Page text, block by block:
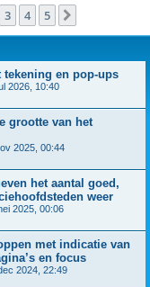
3 4 5
en pop-ups
2026, 10:40
grootte van het
2025, 00:44
het aantal goed,
weer
2025, 00:06
met indicatie van
en focus
2024, 22:49